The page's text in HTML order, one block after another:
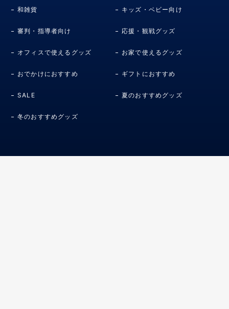
和雑貨 キッズ・ベビー向け
審判・指導者向け 応援・観戦グッズ
オフィスで使えるグッズ お家で使えるグッズ
おでかけにおすすめ ギフトにおすすめ
SALE 夏のおすすめグッズ
冬のおすすめグッズ